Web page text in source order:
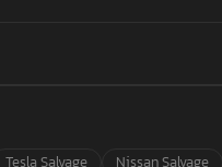
Tesla Salvage Nissan Salvage